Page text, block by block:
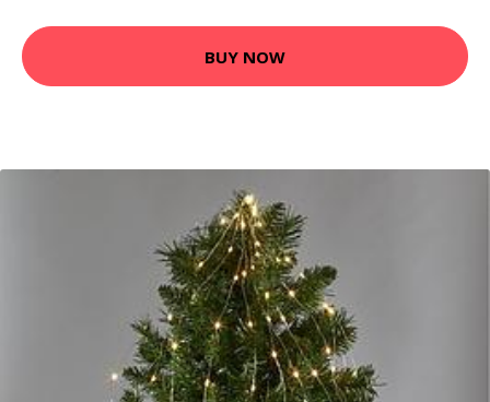
BUY NOW